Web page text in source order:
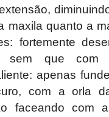
maxila quanto a
fortemente
sem que com
apenas
com a orla
faceando com